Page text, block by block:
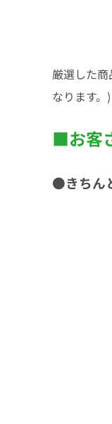
厳選した
なります。)
■お客
●きちん